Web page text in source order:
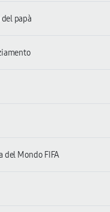
papà
del Mondo FIFA